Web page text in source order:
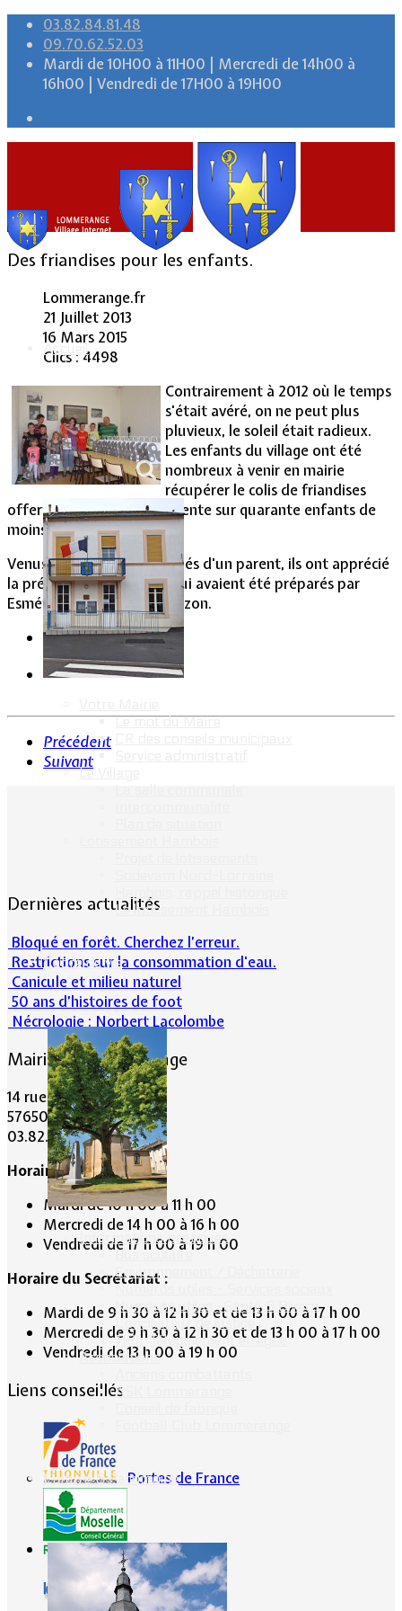
03.82.84.81.48
09.70.62.52.03
Mardi de 10H00 à 11H00 | Mercredi de 14h00 à
16h00 | Vendredi de 17H00 à 19H00
Accueil
Vie Municipale
Le mot du Maire
Le Village
Le lotissement Hambois
Cadre de vie
Informations pratiques
Bus scolaire
Environnement / Déchetterie
Numéros utiles - Services sociaux
Numéros utiles -Santé & Divers
Conciliateur de justice
TIPI : Télépaiement en ligne
Associations
ASK Lommerange
Culture & Patrimoine
Des friandises pour les enfants.
Lommerange.fr
21 Juillet 2013
16 Mars 2015
Clics : 4498
Contrairement à 2012 où le temps
s'était avéré, on ne peut plus
pluvieux, le soleil était radieux.
Les enfants du village ont été
nombreux à venir en mairie
récupérer le colis de friandises
offert par la commune : trente sur quarante enfants de
moins de quatorze ans.
Venus seuls ou accompagnés d'un parent, ils ont apprécié
la présentation des colis qui avaient été préparés par
Esméralda et Jim Strappazzon.
Précédent
Suivant
Dernières actualités
Bloqué en forêt. Cherchez l’erreur.
Restrictions sur la consommation d'eau.
Canicule et milieu naturel
50 ans d’histoires de foot
Nécrologie : Norbert Lacolombe
Mairie de Lommerange
14 rue Maréchal Joffre
57650 LOMMERANGE
03.82.84.81.48
Horaire de la Mairie:
Mardi de 10 h 00 à 11 h 00
Mercredi de 14 h 00 à 16 h 00
Vendredi de 17 h 00 à 19 h 00
Horaire du Secrétariat :
Mardi de 9 h 30 à 12 h 30 et de 13 h 00 à 17 h 00
Mercredi de 9 h 30 à 12 h 30 et de 13 h 00 à 17 h 00
Vendredi de 13 h 00 à 19 h 00
Liens conseillés
Portes de France
CG57